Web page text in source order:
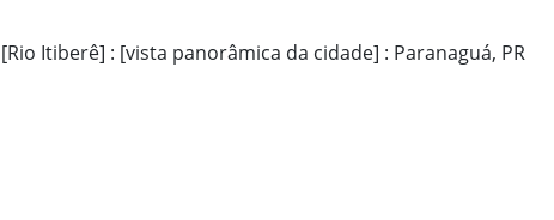
Itiberê] : [vista panorâmica da cidade] : Paranaguá, PR